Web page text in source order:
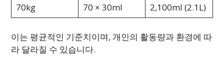
70kg
70 × 30ml 2,100ml (2.1L)
이는 평균적인 기준치이며, 개인의 활동량과 환경에 따
라 달라질 수 있습니다.